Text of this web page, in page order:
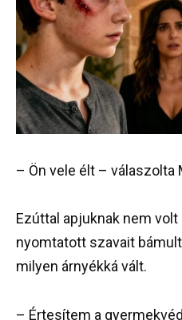
– Ön vele élt – válaszolta
Ezúttal apjuknak nem
nyomtatott szavait
milyen árnyékká vált.
– Értesítem a